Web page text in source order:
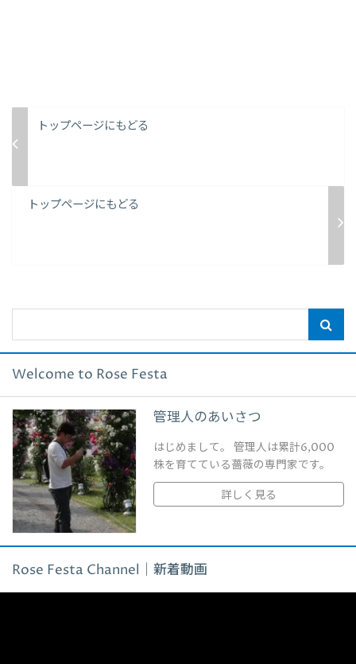
トップページにもどる
トップページにもどる
Welcome to Rose Festa
管理人のあいさつ
はじめまして。 管理人は累計6,000
株を育てている薔薇の専門家です。
詳しく見る
Rose Festa Channel｜新着動画